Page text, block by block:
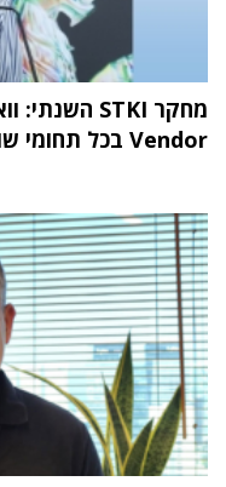
Vendor בכל תחומי שוק ה-IT